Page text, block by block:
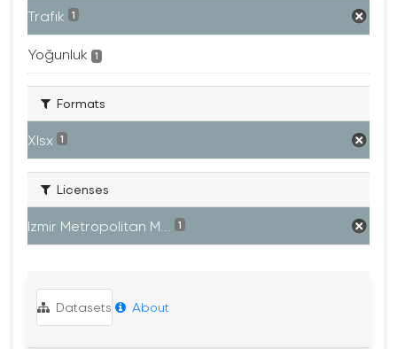
Trafık 1
Yoğunluk 1
Formats
Xlsx 1
Licenses
Izmir Metropolitan M... 1
Datasets About